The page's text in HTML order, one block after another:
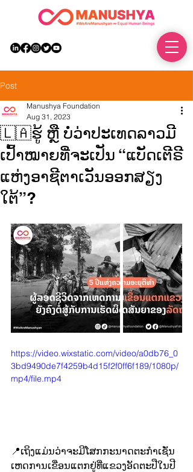
Post
🇱🇦ຮູ້ ຫຼື ບໍ່ວ່າປະເທດລາວມີ
ເປົ້າໝາຍທີ່ຈະເປັນ “ແບັດເຕີຣີ
ແຫ່ງອາຊີຕາເວັນອອກສຽງ
ໃຕ້”?
Manushya Foundation
Aug 31, 2023
https://video.wixstatic.com/video/a0db76_0
3bd9490de7f4259b4d15f2f0ff6f189/1080p/
mp4/file.mp4
📍ເຖິງແມ່ນວ່າຈະມີໂສກກະນາດຕະກຳເຊັ່ນ
ເຫດການເຂື່ອນແຕກຢູ່ທີ່ແຂວງອັດຕະປືໃນປີ